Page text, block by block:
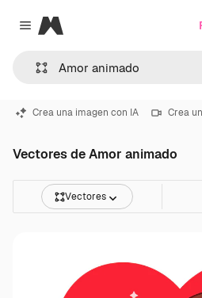
Close menu
Magnific
Crea una imagen con IA Crea
Vectores de Amor animado
Vectores